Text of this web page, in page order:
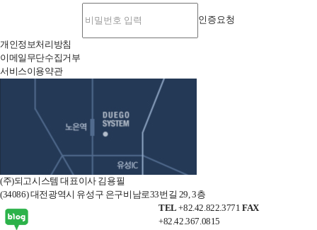
인증요청
개인정보처리방침
이메일무단수집거부
서비스이용약관
(주)되고시스템 대표이사 김용필
(34086) 대전광역시 유성구 은구비남로33번길 29, 3층
TEL +82.42.822.3771 FAX
+82.42.367.0815